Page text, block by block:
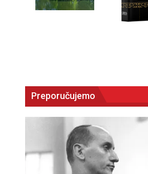
Preporučujemo